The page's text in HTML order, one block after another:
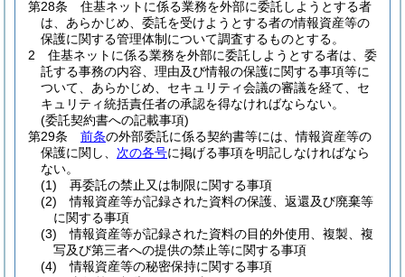
第28条
住基ネットに係る業務を外部に委託しようとする者
は、あらかじめ、委託を受けようとする者の情報資産等の
保護に関する管理体制について調査するものとする。
2
住基ネットに係る業務を外部に委託しようとする者は、委
託する事務の内容、理由及び情報の保護に関する事項等に
ついて、あらかじめ、セキュリティ会議の審議を経て、セ
キュリティ統括責任者の承認を得なければならない。
(委託契約書への記載事項)
第29条
前条の外部委託に係る契約書等には、情報資産等の
保護に関し、 次の各号に掲げる事項を明記しなければなら
ない。
(1)
再委託の禁止又は制限に関する事項
(2)
情報資産等が記録された資料の保護、返還及び廃棄等
に関する事項
(3)
情報資産等が記録された資料の目的外使用、複製、複
写及び第三者への提供の禁止等に関する事項
(4)
情報資産等の秘密保持に関する事項